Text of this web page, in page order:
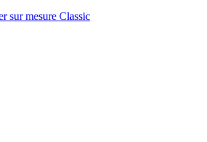
sur mesure Classic